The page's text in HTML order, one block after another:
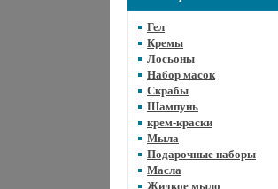
Гел
Кремы
Лосьоны
Набор масок
Скрабы
Шампунь
крем-краски
Мыла
Подарочные наборы
Масла
Жидкое мыло